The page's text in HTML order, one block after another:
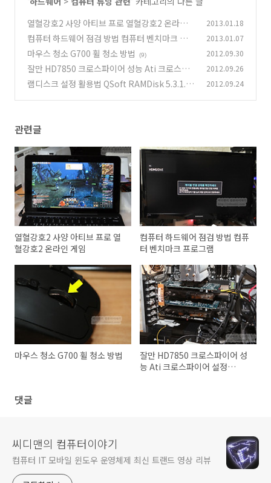
열혈강호2 사양 아티브 프로 열혈강호2 온라인
게임
(4)
2013.01.18
컴퓨터 하드웨어 점검 방법 컴퓨터 벤치마크 프로
그램
(44)
2013.01.07
마우스 청소 G700 휠 청소 방법 (9) 2012.09.30
잘만 HD7850 크로스파이어 성능 Ati 크로스파
이어 설정 HD7850 오버클러킹
(23)
2012.09.26
램디스크 설정 활용법 QSoft RAMDisk 5.3.1.10 2012.09.24
관련글
열혈강호2 사양 아티브 프로 열
혈강호2 온라인 게임
컴퓨터 하드웨어 점검 방법 컴퓨
터 벤치마크 프로그램
마우스 청소 G700 휠 청소 방법
잘만 HD7850 크로스파이어 성
능 Ati 크로스파이어 설정
댓글
씨디맨의 컴퓨터이야기
컴퓨터 IT 모바일 윈도우 운영체제 최신 트랜드 영상 리뷰